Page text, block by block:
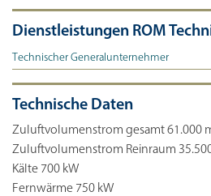
Dienstleistungen ROM
Technischer Generalunternehmer
Technische Daten
Zuluftvolumenstrom gesamt 61.000
Zuluftvolumenstrom Reinraum
Kälte 700 kW
Fernwärme 750 kW